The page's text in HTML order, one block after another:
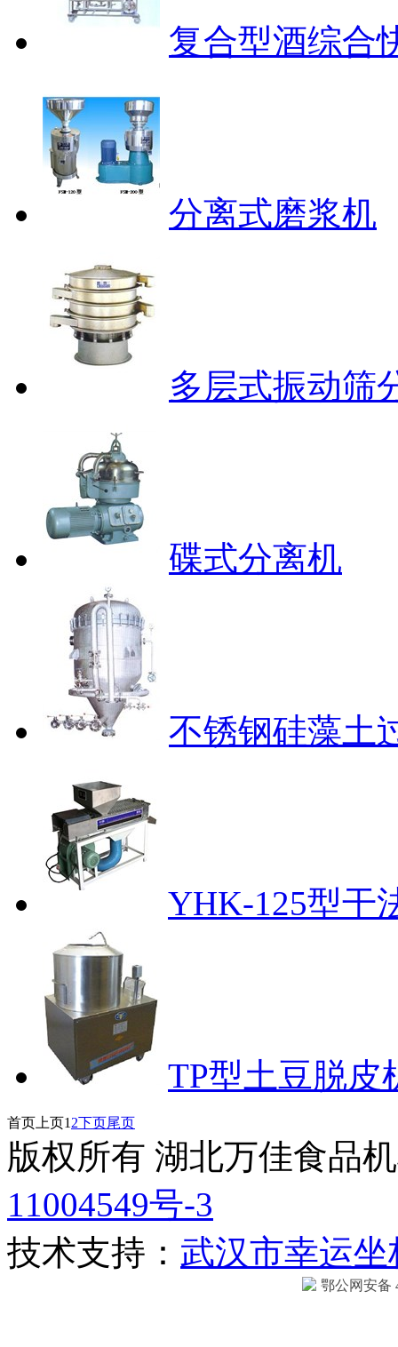
复合型酒综合
分离式磨浆机
多层式振动筛
碟式分离机
不锈钢硅藻土
YHK-125型干
TP型土豆脱皮
首页 上页1 2下页尾页
版权所有 湖北万佳食品
11004549号-3
技术支持： 武汉市幸运
鄂公网安备